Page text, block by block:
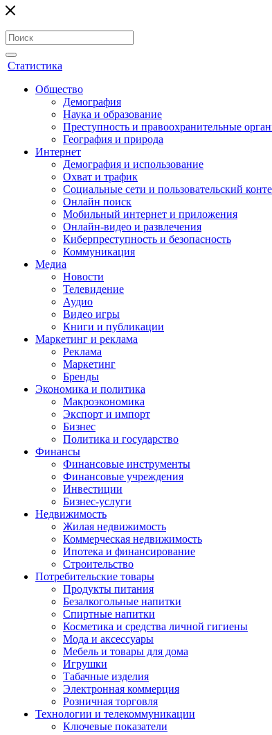
Статистика
Общество
Демография
Наука и образование
Преступность и правоохранительные
География и природа
Интернет
Демография и использование
Охват и трафик
Социальные сети и пользовательский
Онлайн поиск
Мобильный интернет и приложения
Онлайн-видео и развлечения
Киберпреступность и безопасность
Коммуникация
Медиа
Новости
Телевидение
Аудио
Видео игры
Книги и публикации
Маркетинг и реклама
Реклама
Маркетинг
Бренды
Экономика и политика
Макроэкономика
Экспорт и импорт
Бизнес
Политика и государство
Финансы
Финансовые инструменты
Финансовые учреждения
Инвестиции
Бизнес-услуги
Недвижимость
Жилая недвижимость
Коммерческая недвижимость
Ипотека и финансирование
Строительство
Потребительские товары
Продукты питания
Безалкогольные напитки
Спиртные напитки
Косметика и средства личной гигиены
Мода и аксессуары
Мебель и товары для дома
Игрушки
Табачные изделия
Электронная коммерция
Розничная торговля
Технологии и телекоммуникации
Ключевые показатели